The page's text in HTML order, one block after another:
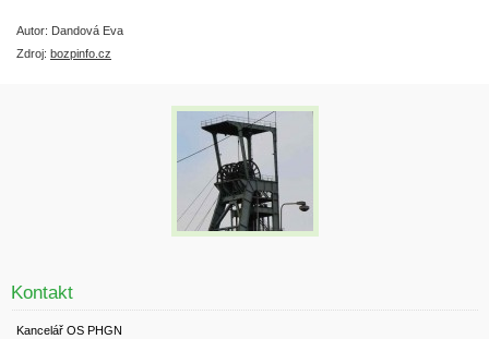
Autor: Dandová Eva
Zdroj: bozpinfo.cz
Kontakt
Kancelář OS PHGN